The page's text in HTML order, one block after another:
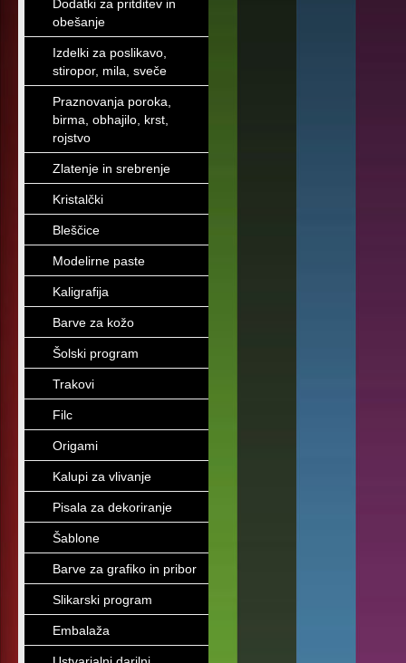
Dodatki za pritditev in
obešanje
Izdelki za poslikavo,
stiropor, mila, sveče
Praznovanja poroka,
birma, obhajilo, krst,
rojstvo
Zlatenje in srebrenje
Kristalčki
Bleščice
Modelirne paste
Kaligrafija
Barve za kožo
Šolski program
Trakovi
Filc
Origami
Kalupi za vlivanje
Pisala za dekoriranje
Šablone
Barve za grafiko in pribor
Slikarski program
Embalaža